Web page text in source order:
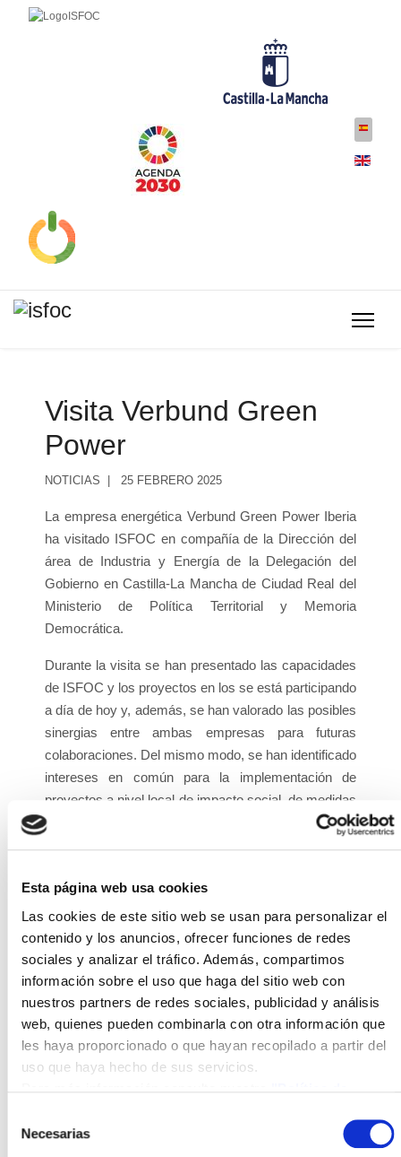
Esta página web usa cookies
Las cookies de este sitio web se usan para personalizar el
contenido y los anuncios, ofrecer funciones de redes
sociales y analizar el tráfico. Además, compartimos
información sobre el uso que haga del sitio web con
nuestros partners de redes sociales, publicidad y análisis
web, quienes pueden combinarla con otra información que
les haya proporcionado o que hayan recopilado a partir del
uso que haya hecho de sus servicios.
Necesarias
Visita Verbund Green
Power
NOTICIAS 25 FEBRERO 2025
La empresa energética Verbund Green Power Iberia
ha visitado ISFOC en compañía de la Dirección del
área de Industria y Energía de la Delegación del
Gobierno en Castilla-La Mancha de Ciudad Real del
Ministerio de Política Territorial y Memoria
Democrática.
Durante la visita se han presentado las capacidades
de ISFOC y los proyectos en los se está participando
a día de hoy y, además, se han valorado las posibles
sinergias entre ambas empresas para futuras
colaboraciones. Del mismo modo, se han identificado
intereses en común para la implementación de
proyectos a nivel local de impacto social, de medidas
ambientales, de formación, investigación y desarrollo
Mantenimiento de Plantas fotovoltaicas.
Verbund Green Power Iberia, filial del grupo
VERBUND en España, y empresa energética líder
de Austria, es uno de los mayores productores de
energía renovable de Europa. ISFOC constituye una
Mancha para liderar la investigación y el desarrollo
en las tecnologías fotovoltaicas de última generación,